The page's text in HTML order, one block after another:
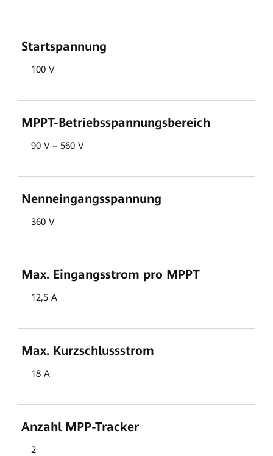
Startspannung
100 V
MPPT-Betriebsspannungsbereich
90 V – 560 V
Nenneingangsspannung
360 V
Max. Eingangsstrom pro MPPT
12,5 A
Max. Kurzschlussstrom
18 A
Anzahl MPP-Tracker
2